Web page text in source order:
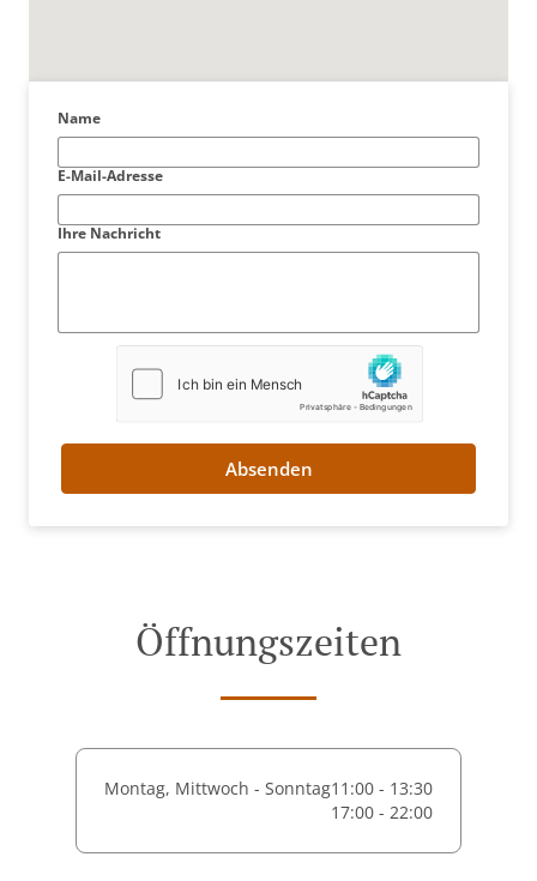
Name
E-Mail-Adresse
Ihre Nachricht
Absenden
Öffnungszeiten
Montag, Mittwoch - Sonntag11:00 - 13:30
17:00 - 22:00